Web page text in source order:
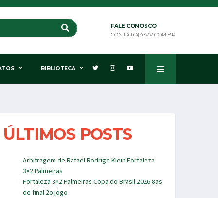
FALE CONOSCO
CONTATO@3VV.COM.BR
BIBLIOTECA
ÚLTIMOS POSTS
Arbitragem de Rafael Rodrigo Klein Fortaleza
3×2 Palmeiras
Fortaleza 3×2 Palmeiras Copa do Brasil 2026 8as
de final 2o jogo